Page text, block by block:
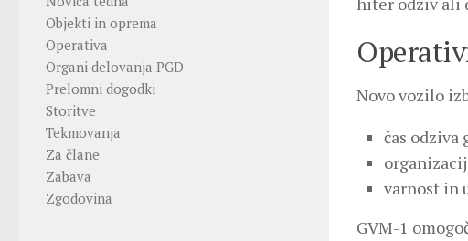
Novo vozilo
čas odziva
varnost in
GVM-1
Objekti in oprema
Operativa
Organi delovanja PGD
Prelomni dogodki
Storitve
Tekmovanja
Za člane
Zabava
Zgodovina